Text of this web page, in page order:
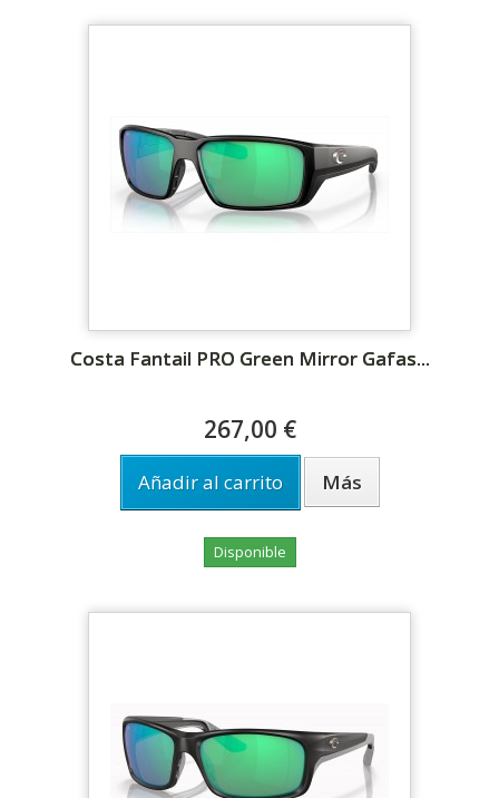
Costa Fantail PRO Green Mirror Gafas...
267,00 €
Añadir al carrito Más
Disponible